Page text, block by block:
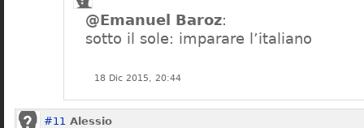
@Emanuel Baroz:
sotto il sole: imparare l’italiano
18 Dic 2015, 20:44
#11 Alessio